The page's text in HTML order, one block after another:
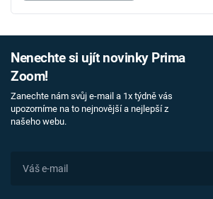
Nenechte si ujít novinky Prima
Zoom!
Zanechte nám svůj e-mail a 1x týdně vás
upozorníme na to nejnovější a nejlepší z
našeho webu.